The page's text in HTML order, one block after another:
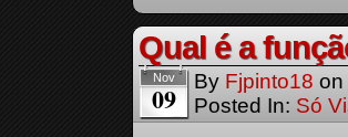
Qual é a
Nov
09 By Fjpinto18 on
Posted In: Só